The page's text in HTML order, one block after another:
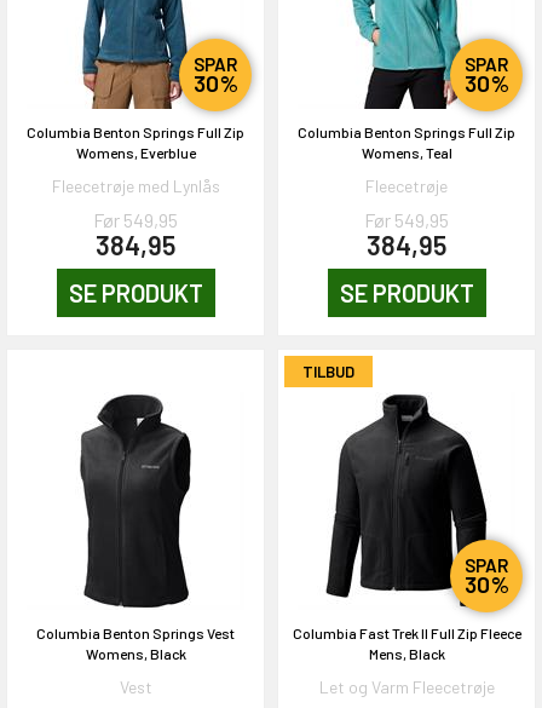
SPAR
30%
Columbia Benton Springs Full Zip
Womens, Everblue
Fleecetrøje med Lynlås
Før 549,95
384,95
SE PRODUKT
SPAR
30%
Columbia Benton Springs Full Zip
Womens, Teal
Fleecetrøje
Før 549,95
384,95
SE PRODUKT
Columbia Benton Springs Vest
Womens, Black
Vest
TILBUD
SPAR
30%
Columbia Fast Trek II Full Zip Fleece
Mens, Black
Let og Varm Fleecetrøje